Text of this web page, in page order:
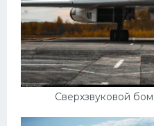
Сверхзвуковой